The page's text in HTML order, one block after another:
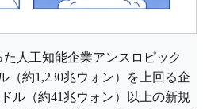
た人工知能企業アンスロピック
（約1,230兆ウォン）を上回る企
ル（約41兆ウォン）以上の新規